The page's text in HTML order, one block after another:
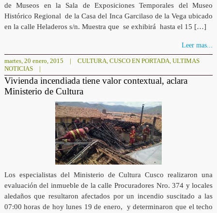
de Museos en la Sala de Exposiciones Temporales del Museo
Histórico Regional de la Casa del Inca Garcilaso de la Vega ubicado
en la calle Heladeros s/n. Muestra que se exhibirá hasta el 15 […]
Leer mas...
martes, 20 enero, 2015 | CULTURA, CUSCO EN PORTADA, ULTIMAS
NOTICIAS
|
Vivienda incendiada tiene valor contextual, aclara
Ministerio de Cultura
Los especialistas del Ministerio de Cultura Cusco realizaron una
evaluación del inmueble de la calle Procuradores Nro. 374 y locales
aledaños que resultaron afectados por un incendio suscitado a las
07:00 horas de hoy lunes 19 de enero, y determinaron que el techo